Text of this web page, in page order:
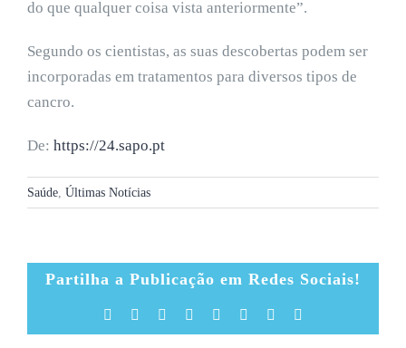
do que qualquer coisa vista anteriormente”.
Segundo os cientistas, as suas descobertas podem ser
incorporadas em tratamentos para diversos tipos de
cancro.
De: https://24.sapo.pt
Saúde Últimas Notícias
Partilha a Publicação em Redes Sociais!
Facebook Reddit LinkedIn
TumblrPinterest